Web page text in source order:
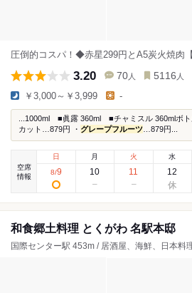
圧倒的コスパ！◆赤星299円とA5炭火焼肉
3.20 70 人 5116 人
￥3,000～￥3,999 -
...1000ml ■眞露 360ml ■チャミスル 360mlボ
カット…879円 ・ グレープフルーツ …879円...
空席
情報
日
8/9
月
10
火
11
水
12
和食郷土料理 とくがわ 名駅本邸
国際センター駅 453m / 居酒屋、海鮮、日本料